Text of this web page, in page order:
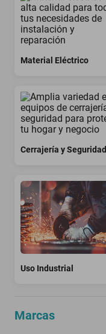
Material Eléctrico
Cerrajería y Seguridad
Uso Industrial
Marcas